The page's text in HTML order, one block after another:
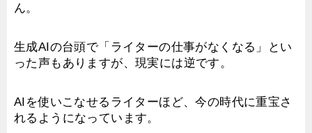
ん。
生成AIの台頭で「ライターの仕事がなくなる」とい
った声もありますが、現実には逆です。
AIを使いこなせるライターほど、今の時代に重宝さ
れるようになっています。